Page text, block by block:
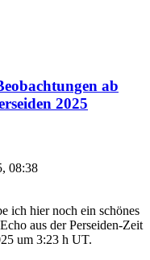
ab
2025
08:38
ich hier noch ein schönes
aus der Perseiden-Zeit
um 3:23 h UT.